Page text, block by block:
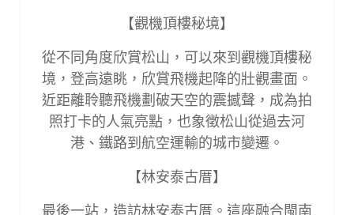
【觀機頂樓秘境】
從不同角度欣賞松山，可以來到觀機頂樓秘
境，登高遠眺，欣賞飛機起降的壯觀畫面。
近距離聆聽飛機劃破天空的震撼聲，成為拍
照打卡的人氣亮點，也象徵松山從過去河
港、鐵路到航空運輸的城市變遷。
【林安泰古厝】
最後一站，造訪林安泰古厝。這座融合閩南